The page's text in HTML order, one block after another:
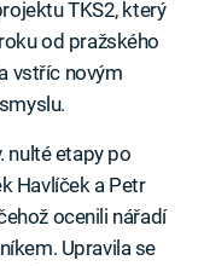
TKS2, který
od pražského
vstříc novým
nulté etapy po
Havlíček a Petr
ocenili nářadí
Upravila se